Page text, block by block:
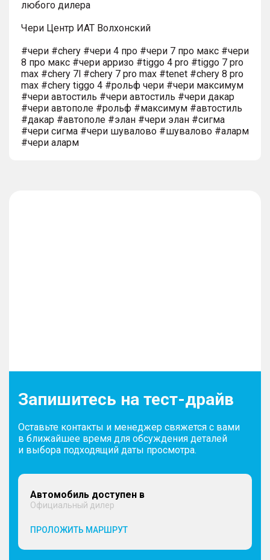
любого дилера
Чери Центр ИАТ Волхонский
#чери #chery #чери 4 про #чери 7 про макс #чери
8 про макс #чери арризо #tiggo 4 pro #tiggo 7 pro
max #chery 7l #chery 7 pro max #tenet #chery 8 pro
max #chery tiggo 4 #рольф чери #чери максимум
#чери автостиль #чери автостиль #чери дакар
#чери автополе #рольф #максимум #автостиль
#дакар #автополе #элан #чери элан #сигма
#чери сигма #чери шувалово #шувалово #аларм
#чери аларм
Запишитесь на тест-драйв
Оставьте контакты и менеджер свяжется с вами
в ближайшее время для обсуждения деталей
и выбора подходящий даты просмотра.
Автомобиль доступен в
Официальный дилер
ПРОЛОЖИТЬ МАРШРУТ